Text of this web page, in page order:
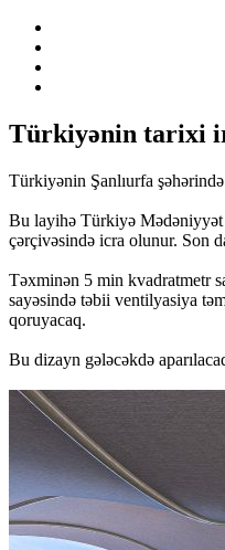
Türkiyənin tarixi
Türkiyənin Şanlıurfa
Bu layihə Türkiyə Mədəniyyət
çərçivəsində icra olunur. Son
Təxminən 5 min kvadratmetr
sayəsində təbii ventilyasiya
qoruyacaq.
Bu dizayn gələcəkdə